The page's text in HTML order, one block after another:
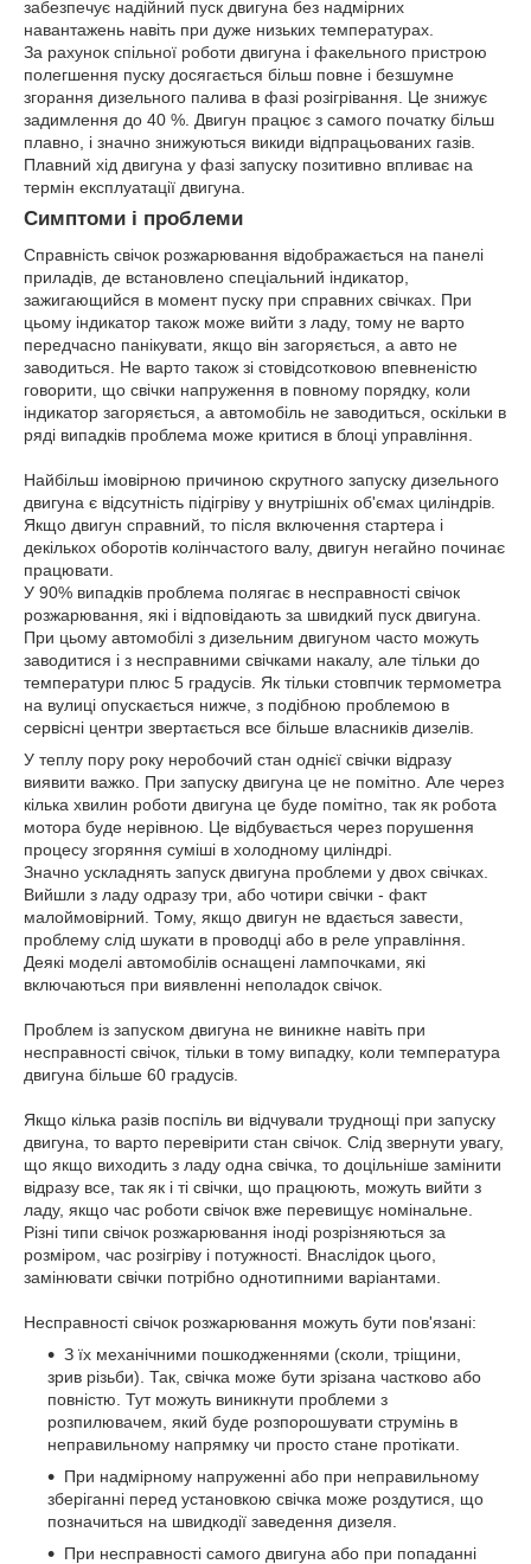
забезпечує надійний пуск двигуна без надмірних
навантажень навіть при дуже низьких температурах.
За рахунок спільної роботи двигуна і факельного пристрою
полегшення пуску досягається більш повне і безшумне
згорання дизельного палива в фазі розігрівання. Це знижує
задимлення до 40 %. Двигун працює з самого початку більш
плавно, і значно знижуються викиди відпрацьованих газів.
Плавний хід двигуна у фазі запуску позитивно впливає на
термін експлуатації двигуна.
Симптоми і проблеми
Справність свічок розжарювання відображається на панелі
приладів, де встановлено спеціальний індикатор,
зажигающийся в момент пуску при справних свічках. При
цьому індикатор також може вийти з ладу, тому не варто
передчасно панікувати, якщо він загоряється, а авто не
заводиться. Не варто також зі стовідсотковою впевненістю
говорити, що свічки напруження в повному порядку, коли
індикатор загоряється, а автомобіль не заводиться, оскільки в
ряді випадків проблема може критися в блоці управління.
Найбільш імовірною причиною скрутного запуску дизельного
двигуна є відсутність підігріву у внутрішніх об'ємах циліндрів.
Якщо двигун справний, то після включення стартера і
декількох оборотів колінчастого валу, двигун негайно починає
працювати.
У 90% випадків проблема полягає в несправності свічок
розжарювання, які і відповідають за швидкий пуск двигуна.
При цьому автомобілі з дизельним двигуном часто можуть
заводитися і з несправними свічками накалу, але тільки до
температури плюс 5 градусів. Як тільки стовпчик термометра
на вулиці опускається нижче, з подібною проблемою в
сервісні центри звертається все більше власників дизелів.
У теплу пору року неробочий стан однієї свічки відразу
виявити важко. При запуску двигуна це не помітно. Але через
кілька хвилин роботи двигуна це буде помітно, так як робота
мотора буде нерівною. Це відбувається через порушення
процесу згоряння суміші в холодному циліндрі.
Значно ускладнять запуск двигуна проблеми у двох свічках.
Вийшли з ладу одразу три, або чотири свічки - факт
малоймовірний. Тому, якщо двигун не вдається завести,
проблему слід шукати в проводці або в реле управління.
Деякі моделі автомобілів оснащені лампочками, які
включаються при виявленні неполадок свічок.
Проблем із запуском двигуна не виникне навіть при
несправності свічок, тільки в тому випадку, коли температура
двигуна більше 60 градусів.
Якщо кілька разів поспіль ви відчували труднощі при запуску
двигуна, то варто перевірити стан свічок. Слід звернути увагу,
що якщо виходить з ладу одна свічка, то доцільніше замінити
відразу все, так як і ті свічки, що працюють, можуть вийти з
ладу, якщо час роботи свічок вже перевищує номінальне.
Різні типи свічок розжарювання іноді розрізняються за
розміром, час розігріву і потужності. Внаслідок цього,
замінювати свічки потрібно однотипними варіантами.
Несправності свічок розжарювання можуть бути пов'язані:
З їх механічними пошкодженнями (сколи, тріщини,
зрив різьби). Так, свічка може бути зрізана частково або
повністю. Тут можуть виникнути проблеми з
розпилювачем, який буде розпорошувати струмінь в
неправильному напрямку чи просто стане протікати.
При надмірному напруженні або при неправильному
зберіганні перед установкою свічка може роздутися, що
позначиться на швидкодії заведення дизеля.
При несправності самого двигуна або при попаданні